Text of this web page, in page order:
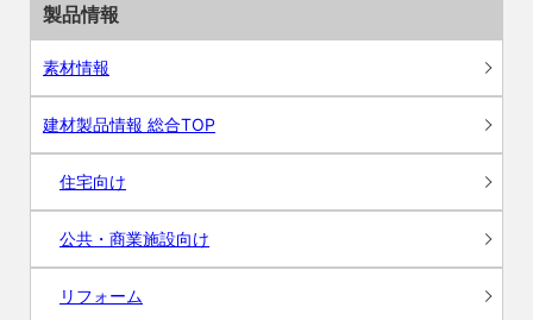
製品情報
素材情報
建材製品情報 総合TOP
住宅向け
公共・商業施設向け
リフォーム